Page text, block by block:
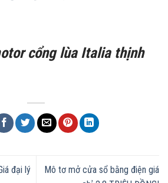
cổng lùa Italia thịnh
đại lý
Mô tơ mở cửa sổ bằng điện giá